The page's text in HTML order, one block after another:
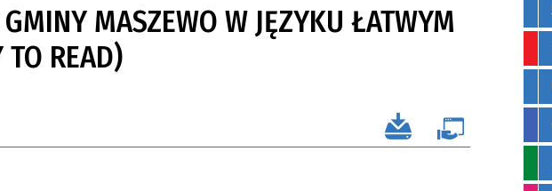
MASZEWO W JĘZYKU ŁATWYM
TO READ)